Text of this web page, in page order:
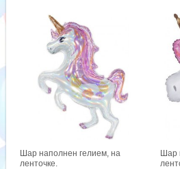
Шар наполнен гелием, на
ленточке.
Шар